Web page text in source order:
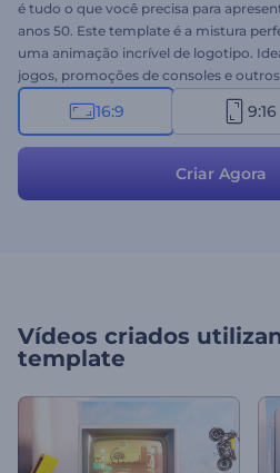
é tudo o que você precisa para
anos 50. Este template é a mistura
uma animação incrível de logotipo.
jogos, promoções de consoles e
logo, digite seu slogan e crie uma
resolução em poucos cliques.
16:9 9:16
Criar Agora
Vídeos criados
template